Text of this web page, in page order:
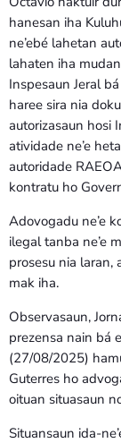
hanesan iha
ne’ebé lahetan
lahaten iha
Inspesaun Jeral
haree sira nia
autorizasaun hosi
atividade ne’e
autoridade
kontratu ho
Adovogadu ne’e
ilegal tanba ne’e
prosesu nia laran,
mak iha.
Observasaun,
prezensa nain bá
(27/08/2025)
Guterres ho
oituan situasaun
Situansaun ida-